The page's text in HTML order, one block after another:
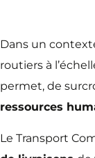
Dans un
routiers à
permet, de
ressources
Le Transport